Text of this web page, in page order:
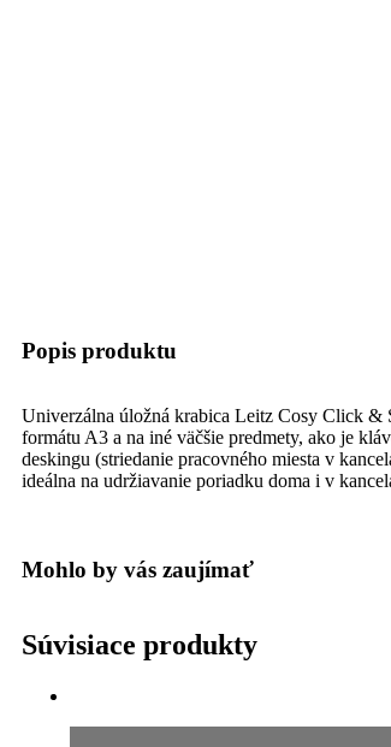
Popis produktu
Univerzálna úložná krabica Leitz Cosy Click &
formátu A3 a na iné väčšie predmety, ako je
deskingu (striedanie pracovného miesta v
ideálna na udržiavanie poriadku doma i v
Mohlo by vás zaujímať
Súvisiace produkty